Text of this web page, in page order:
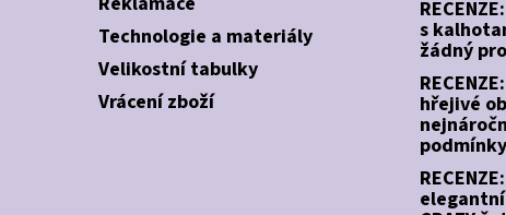
Technologie a materiály
Velikostní tabulky
Vrácení zboží
s
žádný
hřejivé